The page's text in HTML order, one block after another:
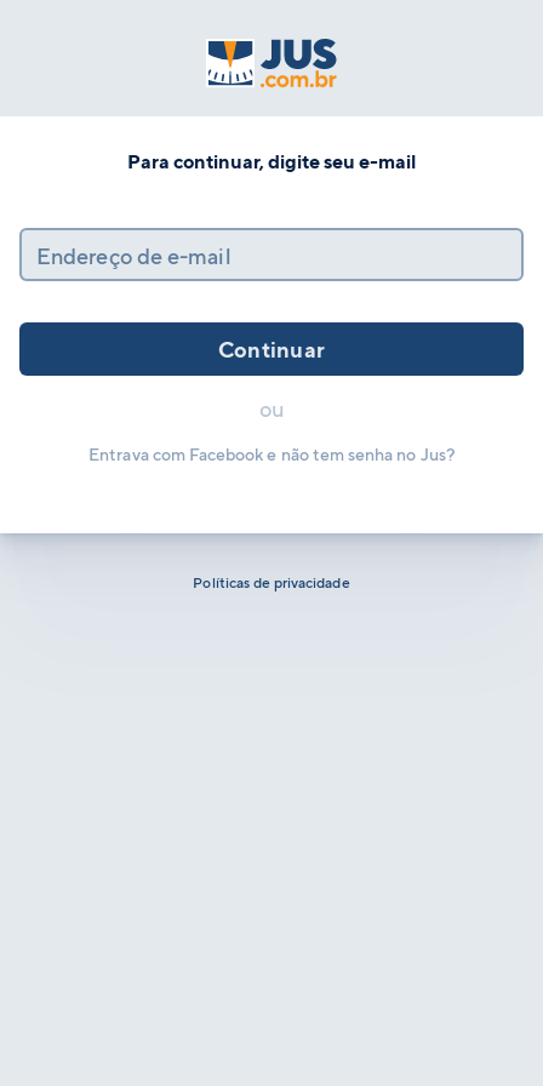
Para continuar, digite seu e-mail
Endereço de e-mail
Continuar
ou
Entrava com Facebook e não tem senha no Jus?
Políticas de privacidade